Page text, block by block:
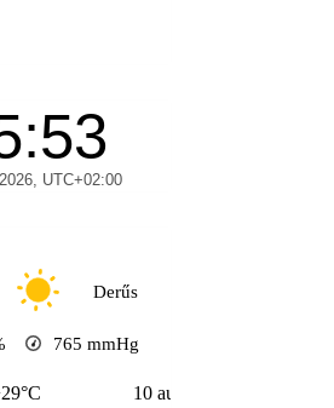
Derűs
765 mmHg
+33°C